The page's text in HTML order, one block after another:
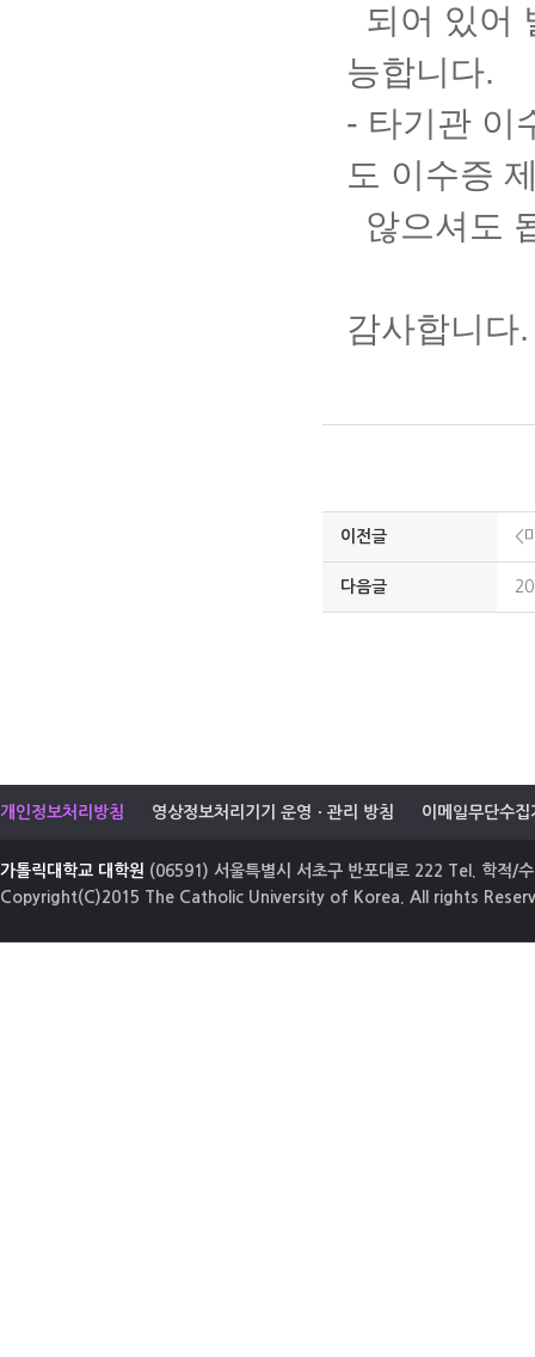
되어 있어
능합니다.
- 타기관 이
도 이수증
않으셔도
감사합니다.
이전글 <
다음글
개인정보처리방침 영상정보처리기기 운영ㆍ관리 방침 이메일무단수집
가톨릭대학교 대학원 (06591) 서울특별시 서초구 반포대로 222 Tel. 학적/
Copyright(C)2015 The Catholic University of Korea. All rights